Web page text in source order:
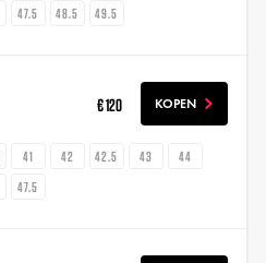
47.5 48.5 49.5
€ 120 KOPEN
41 42 42.5 43
44
47.5